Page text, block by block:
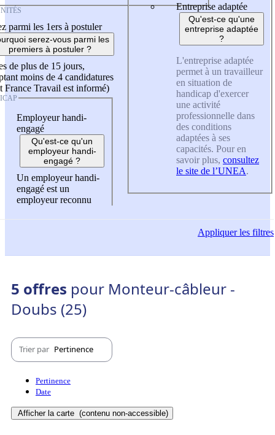
parmi les 1ers à postuler
serez-vous parmi les
premiers à postuler ?
de plus de 15 jours,
moins de 4 candidatures
France Travail est informé)
Employeur handi-
engagé
Qu'est-ce qu'un
employeur handi-
engagé ?
Un employeur handi-
engagé est un
employeur reconnu
Entreprise adaptée
Qu'est-ce qu'une
entreprise adaptée
?
L'entreprise adaptée
permet à un travailleur
en situation de
handicap d'exercer
une activité
professionnelle dans
des conditions
adaptées à ses
capacités. Pour en
savoir plus, consultez
le site de l’UNEA.
Appliquerles filtres
5 offres pour Monteur-câbleur -
Doubs (25)
Trier par Pertinence
Pertinence
Date
Afficher la carte (contenu non-accessible)